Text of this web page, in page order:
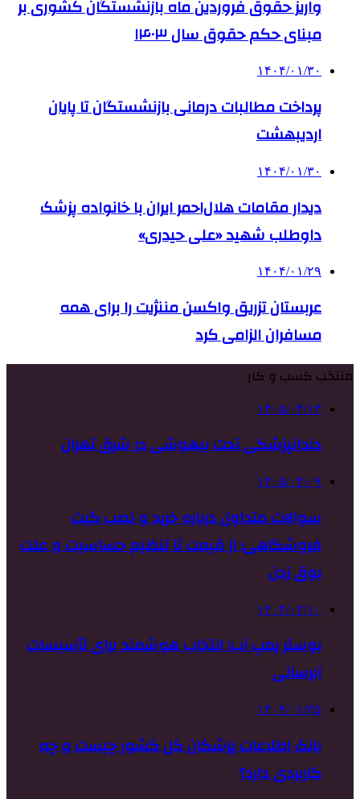
واریز حقوق فروردین ماه بازنشستگان کشوری بر
مبنای حکم حقوق سال ۱۴۰۳
۱۴۰۴/۰۱/۳۰
پرداخت مطالبات درمانی بازنشستگان تا پایان
اردیبهشت‌
۱۴۰۴/۰۱/۳۰
دیدار مقامات هلال‌احمر ایران با خانواده پزشک
داوطلب شهید «علی حیدری»
۱۴۰۴/۰۱/۲۹
عربستان تزریق واکسن مننژیت را برای همه
مسافران الزامی کرد
منتخب کسب و کار
۱۴۰۵/۰۴/۱۳
دندانپزشکی تحت بیهوشی در شرق تهران
۱۴۰۵/۰۴/۰۹
سوالات متداول درباره خرید و نصب گیت
فروشگاهی؛ از قیمت تا تنظیم حساسیت و علت
بوق زدن
۱۴۰۴/۰۲/۱۰
بوستر پمپ آب: انتخاب هوشمند برای تأسیسات
آبرسانی
۱۴۰۴/۰۱/۲۵
بانک اطلاعات پزشکان کل کشور چیست و چه
کاربردی دارد؟